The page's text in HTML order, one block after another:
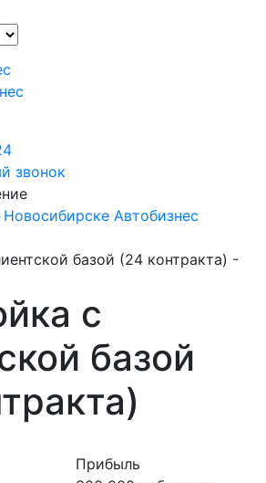
звонок
Новосибирске Автобизнес
с
базой
Прибыль